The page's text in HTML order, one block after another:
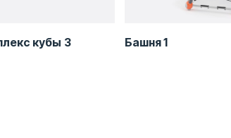
кубы 3 Башня 1